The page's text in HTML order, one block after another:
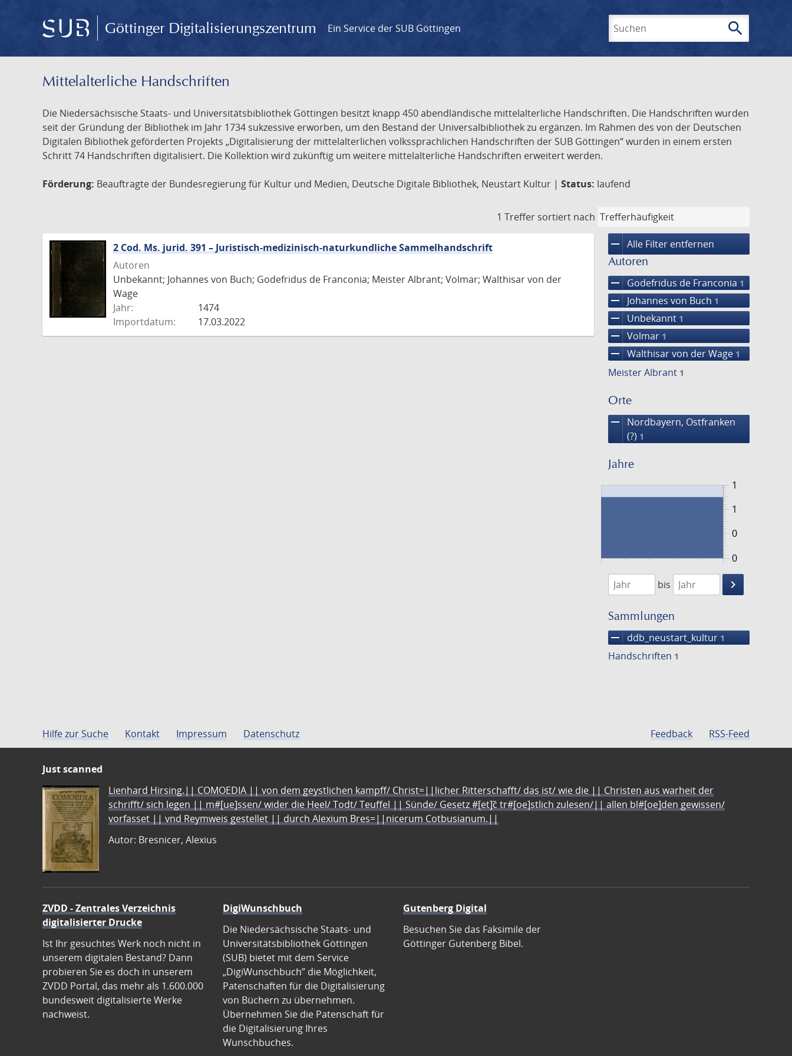
Göttinger Digitalisierungszentrum Ein Service der SUB Göttingen search
Mittelalterliche Handschriften
Die Niedersächsische Staats- und Universitätsbibliothek Göttingen besitzt knapp 450 abendländische mittelalterliche Handschriften. Die Handschriften wurden
seit der Gründung der Bibliothek im Jahr 1734 sukzessive erworben, um den Bestand der Universalbibliothek zu ergänzen. Im Rahmen des von der Deutschen
Digitalen Bibliothek geförderten Projekts „Digitalisierung der mittelalterlichen volkssprachlichen Handschriften der SUB Göttingen“ wurden in einem ersten
Schritt 74 Handschriften digitalisiert. Die Kollektion wird zukünftig um weitere mittelalterliche Handschriften erweitert werden.
Förderung: Beauftragte der Bundesregierung für Kultur und Medien, Deutsche Digitale Bibliothek, Neustart Kultur | Status: laufend
1 Treffer sortiert nach
remove Alle Filter entfernen
Autoren
remove Godefridus de Franconia 1
remove Johannes von Buch 1
remove Unbekannt 1
remove Volmar 1
remove Walthisar von der Wage 1
Meister Albrant 1
Orte
remove
Nordbayern, Ostfranken
(?) 1
Jahre
0
1
0
1
1474
1475
bis
keyboard_arrow_right
Suche
Sammlungen
remove ddb_neustart_kultur 1
Handschriften 1
2 Cod. Ms. jurid. 391 – Juristisch-medizinisch-naturkundliche Sammelhandschrift
Autoren
Unbekannt; Johannes von Buch; Godefridus de Franconia; Meister Albrant; Volmar; Walthisar von der
Wage
Jahr:
1474
Importdatum:
17.03.2022
Hilfe zur Suche Kontakt Impressum Datenschutz Feedback RSS-Feed
Just scanned
Lienhard Hirsing.|| COMOEDIA || von dem geystlichen kampff/ Christ=||licher Ritterschafft/ das ist/ wie die || Christen aus warheit der
schrifft/ sich legen || m#[ue]ssen/ wider die Heel/ Todt/ Teuffel || Sünde/ Gesetz #[et]c̃ tr#[oe]stlich zulesen/|| allen bl#[oe]den gewissen/
vorfasset || vnd Reymweis gestellet || durch Alexium Bres=||nicerum Cotbusianum.||
Autor: Bresnicer, Alexius
ZVDD - Zentrales Verzeichnis
digitalisierter Drucke
Ist Ihr gesuchtes Werk noch nicht in
unserem digitalen Bestand? Dann
probieren Sie es doch in unserem
ZVDD Portal, das mehr als 1.600.000
bundesweit digitalisierte Werke
nachweist.
DigiWunschbuch
Die Niedersächsische Staats- und
Universitätsbibliothek Göttingen
(SUB) bietet mit dem Service
„DigiWunschbuch” die Möglichkeit,
Patenschaften für die Digitalisierung
von Büchern zu übernehmen.
Übernehmen Sie die Patenschaft für
die Digitalisierung Ihres
Wunschbuches.
Gutenberg Digital
Besuchen Sie das Faksimile der
Göttinger Gutenberg Bibel.